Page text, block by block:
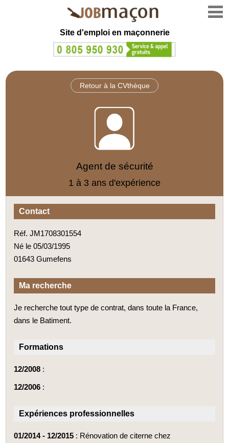
Site d'emploi en maçonnerie
Retour à la CVthèque
Agent de sécurité
1 à 3 ans d'expérience
Contact
Réf. JM1708301554
Né le 05/03/1995
01643 Gumefens
Ma recherche
Je recherche tout type de contrat, dans toute la France,
dans le Batiment.
Formations
12/2008 :
12/2006 :
Expériences professionnelles
01/2014 - 12/2015 : Rénovation de citerne chez